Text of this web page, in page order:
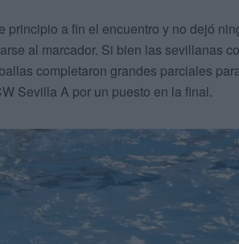
principio a fin el encuentro y no dejó
al marcador. Si bien las sevillanas
completaron grandes parciales
Sevilla A por un puesto en la final.